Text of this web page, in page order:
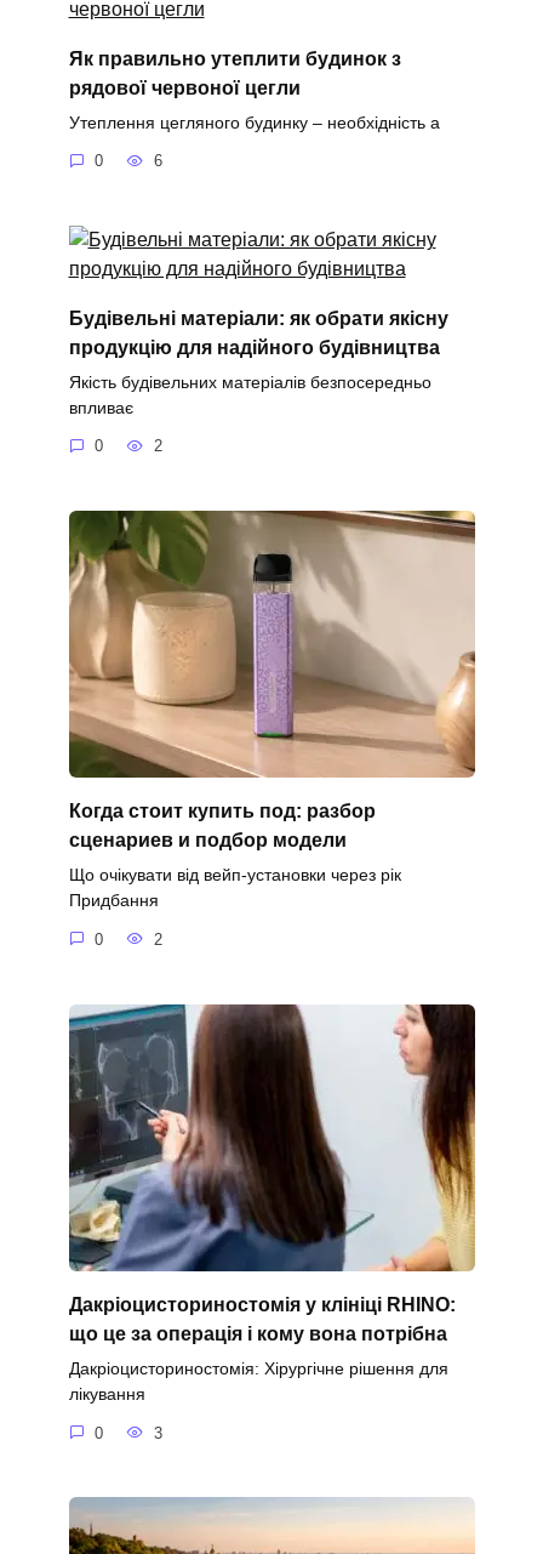
Як правильно утеплити будинок з
рядової червоної цегли
Утеплення цегляного будинку – необхідність а
0 6
Будівельні матеріали: як обрати якісну
продукцію для надійного будівництва
Якість будівельних матеріалів безпосередньо
впливає
0 2
Когда стоит купить под: разбор
сценариев и подбор модели
Що очікувати від вейп-установки через рік
Придбання
0 2
Дакріоцисториностомія у клініці RHINO:
що це за операція і кому вона потрібна
Дакріоцисториностомія: Хірургічне рішення для
лікування
0 3